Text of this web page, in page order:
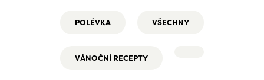
POLÉVKA VŠECHNY
VÁNOČNÍ RECEPTY